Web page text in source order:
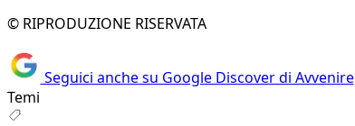
© RIPRODUZIONE RISERVATA
Seguici anche su Google Discover di Avvenire
Temi